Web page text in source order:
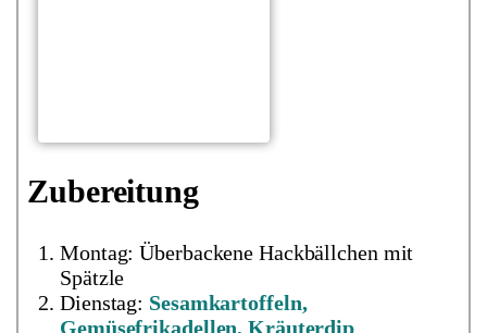
Zubereitung
Montag: Überbackene Hackbällchen mit
Spätzle
Dienstag: Sesamkartoffeln,
Gemüsefrikadellen, Kräuterdip